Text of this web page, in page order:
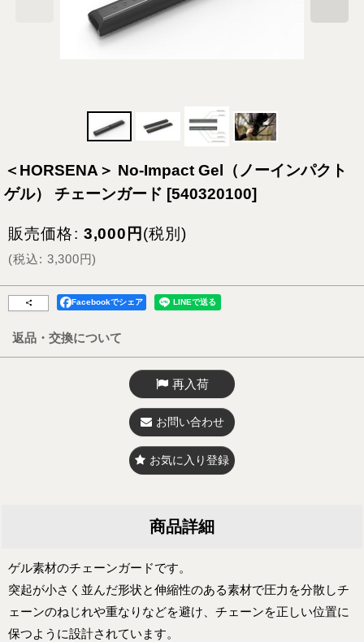
＜HORSENA＞ No-Impact Gel（ノーインパクト
ゲル） チェーンガード [540320100]
販売価格: 3,000 円 (税別)
(税込: 3,300円)
Facebookでシェア
返品・交換について
再入荷
お問い合わせ
お気に入り登録
商品詳細
ゲル素材のチェーンガードです。
突起が小さく並んだ形状と伸縮性のある素材で圧力を分散しチ
ェーンのねじれや重なりなどを避け、チェーンを正しい位置に
保つように設計されています。